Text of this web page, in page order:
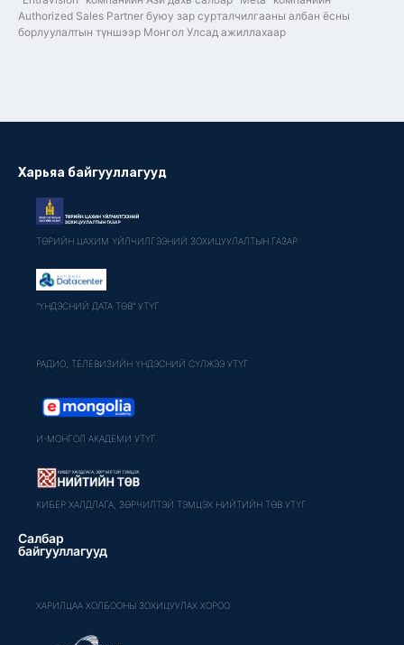
Authorized Sales Partner буюу зар сурталчилгааны албан ёсны
борлуулалтын түншээр Монгол Улсад ажиллахаар
Харьяа байгууллагууд
ТӨРИЙН ЦАХИМ ҮЙЛЧИЛГЭЭНИЙ ЗОХИЦУУЛАЛТЫН ГАЗАР
"ҮНДЭСНИЙ ДАТА ТӨВ" УТҮГ
РАДИО, ТЕЛЕВИЗИЙН ҮНДЭСНИЙ СҮЛЖЭЭ УТҮГ
И-МОНГОЛ АКАДЕМИ УТҮГ
КИБЕР ХАЛДЛАГА, ЗӨРЧИЛТЭЙ ТЭМЦЭХ НИЙТИЙН ТӨВ УТҮГ
Салбар
байгууллагууд
ХАРИЛЦАА ХОЛБООНЫ ЗОХИЦУУЛАХ ХОРОО